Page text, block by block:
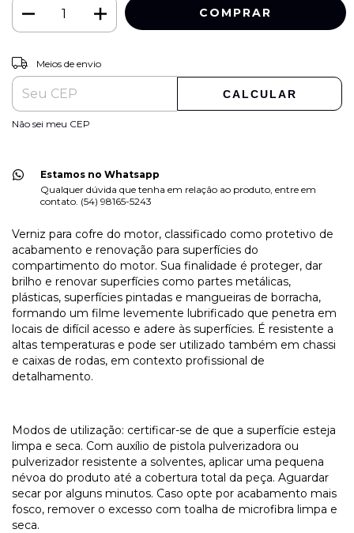
Entregas para o CEP:
Meios de envio
CALCULAR
Não sei meu CEP
Estamos no Whatsapp
Qualquer dúvida que tenha em relação ao produto, entre em
contato. (54) 98165-5243
Verniz para cofre do motor, classificado como protetivo de
acabamento e renovação para superfícies do
compartimento do motor. Sua finalidade é proteger, dar
brilho e renovar superfícies como partes metálicas,
plásticas, superfícies pintadas e mangueiras de borracha,
formando um filme levemente lubrificado que penetra em
locais de difícil acesso e adere às superfícies. É resistente a
altas temperaturas e pode ser utilizado também em chassi
e caixas de rodas, em contexto profissional de
detalhamento.
Modos de utilização: certificar-se de que a superfície esteja
limpa e seca. Com auxílio de pistola pulverizadora ou
pulverizador resistente a solventes, aplicar uma pequena
névoa do produto até a cobertura total da peça. Aguardar
secar por alguns minutos. Caso opte por acabamento mais
fosco, remover o excesso com toalha de microfibra limpa e
seca.